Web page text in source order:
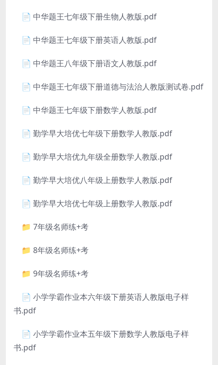
📄 中华题王七年级下册生物人教版.pdf
📄 中华题王七年级下册英语人教版.pdf
📄 中华题王八年级下册语文人教版.pdf
📄 中华题王七年级下册道德与法治人教版测试卷.pdf
📄 中华题王七年级下册数学人教版.pdf
📄 勤学早大培优七年级下册数学人教版.pdf
📄 勤学早大培优九年级全册数学人教版.pdf
📄 勤学早大培优八年级上册数学人教版.pdf
📄 勤学早大培优七年级上册数学人教版.pdf
📁 7年级名师练+考
📁 8年级名师练+考
📁 9年级名师练+考
📄 小学学霸作业本六年级下册英语人教版电子样
书.pdf
📄 小学学霸作业本五年级下册数学人教版电子样
书.pdf